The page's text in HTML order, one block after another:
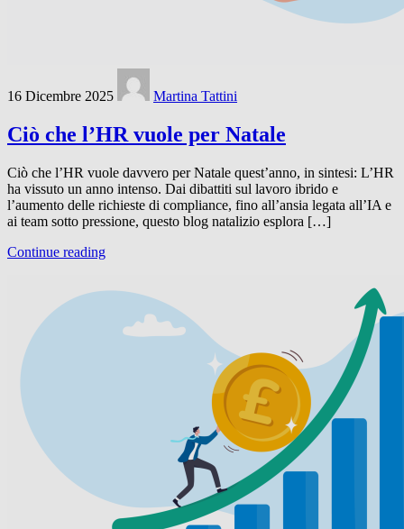
16 Dicembre 2025 Martina Tattini
Ciò che l’HR vuole per Natale
Ciò che l’HR vuole davvero per Natale quest’anno, in sintesi: L’HR
ha vissuto un anno intenso. Dai dibattiti sul lavoro ibrido e
l’aumento delle richieste di compliance, fino all’ansia legata all’IA e
ai team sotto pressione, questo blog natalizio esplora […]
Continue reading